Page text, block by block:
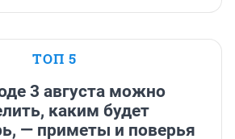
ТОП 5
3 августа можно
каким будет
— приметы и поверья